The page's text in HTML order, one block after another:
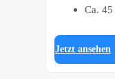
Ca.
Jetzt ansehen